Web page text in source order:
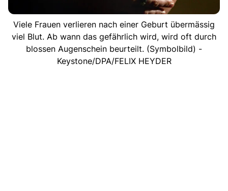
Viele Frauen verlieren nach einer Geburt übermässig
viel Blut. Ab wann das gefährlich wird, wird oft durch
blossen Augenschein beurteilt. (Symbolbild) -
Keystone/DPA/FELIX HEYDER